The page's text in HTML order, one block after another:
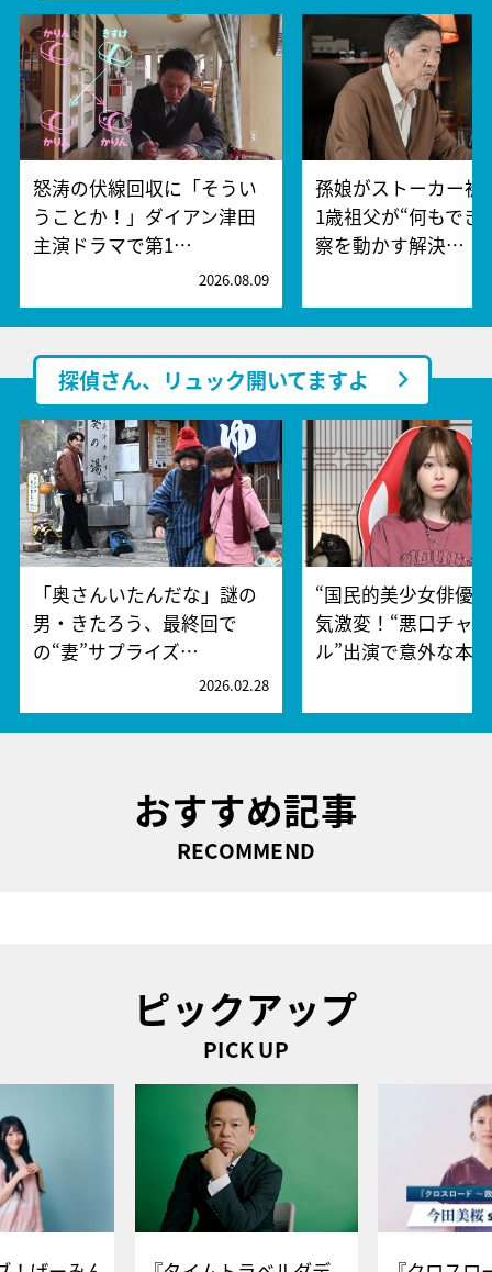
怒涛の伏線回収に「そうい
うことか！」ダイアン津田
主演ドラマで第1…
2026.08.09
孫娘がストーカー
1歳祖父が“何もでき
察を動かす解決…
探偵さん、リュック開いてますよ
「奥さんいたんだな」謎の
男・きたろう、最終回で
の“妻”サプライズ…
2026.02.28
“国民的美少女俳優”
気激変！“悪口チャ
ル”出演で意外な本…
おすすめ記事
RECOMMEND
ピックアップ
PICK UP